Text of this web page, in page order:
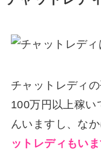
チャットレディ
100万円以上稼い
んいますし、な
ットレディもいま